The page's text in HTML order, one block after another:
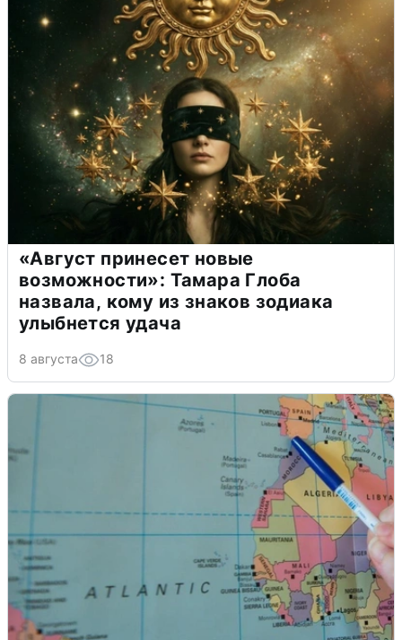
«Август принесет новые
возможности»: Тамара Глоба
назвала, кому из знаков зодиака
улыбнется удача
8 августа 18